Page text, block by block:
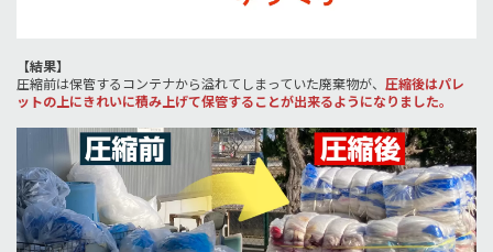
【結果】
圧縮前は保管するコンテナから溢れてしまっていた廃棄物が、 圧縮後はパレ
ットの上にきれいに積み上げて保管することが出来るようになりました。